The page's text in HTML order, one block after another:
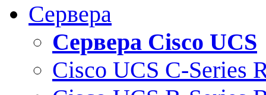
Сервера
Сервера Cisco UCS
Cisco UCS C-Series